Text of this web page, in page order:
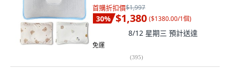
首購折扣價$1,997
30% $1,380 ($1380.00/1個)
8/12 星期三 預計送達
免運
(395)